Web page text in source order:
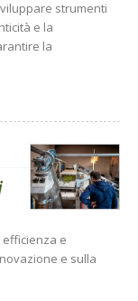
strumenti
e la
la
efficienza e
e sulla